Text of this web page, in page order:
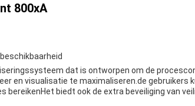
800xA
dat is ontworpen om de
en visualisatie te maximaliseren.de gebruikers
bereikenHet biedt ook de extra beveiliging van